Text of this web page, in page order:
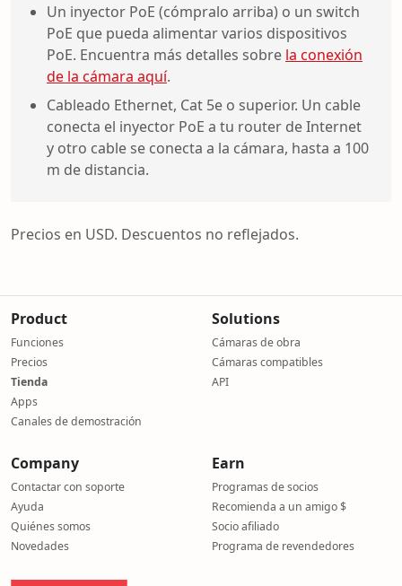
Un inyector PoE (cómpralo arriba) o un switch
PoE que pueda alimentar varios dispositivos
PoE. Encuentra más detalles sobre la conexión
de la cámara aquí.
Cableado Ethernet, Cat 5e o superior. Un cable
conecta el inyector PoE a tu router de Internet
y otro cable se conecta a la cámara, hasta a 100
m de distancia.
Precios en USD. Descuentos no reflejados.
Product
Funciones
Precios
Tienda
Apps
Canales de demostración
Solutions
Cámaras de obra
Cámaras compatibles
API
Company
Contactar con soporte
Ayuda
Quiénes somos
Novedades
Earn
Programas de socios
Recomienda a un amigo $
Socio afiliado
Programa de revendedores